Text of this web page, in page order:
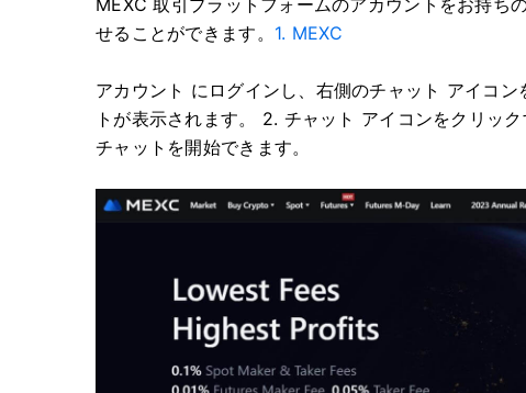
MEXC 取引プラットフォームのアカウントをお持ち
せることができます。 1. MEXC
アカウント にログインし 、右側のチャット アイコ
トが表示されます。
2. チャット アイコンをクリッ
チャットを開始できます。